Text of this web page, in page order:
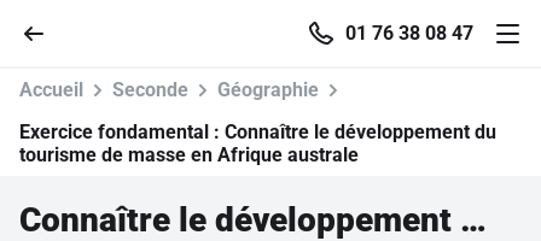
01 76 38 08 47
Accueil Seconde
Géographie
Exercice fondamental : Connaître le développement du
tourisme de masse en Afrique australe
Connaître le développement du tourisme de masse en Afrique australe